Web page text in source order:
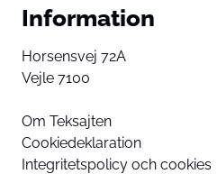
Information
Horsensvej 72A
Vejle 7100
Om Teksajten
Cookiedeklaration
Integritetspolicy och cookies